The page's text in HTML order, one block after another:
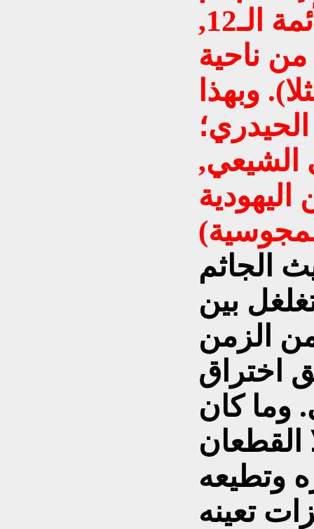
يتغير الحال كثيرًا, فكان الأئمة الـ12,
من ناحية
وبهذا
الشيعي,
الجاثم
بين
الزمن
اختراق
وما كان
القطعان
وتطيعه
تعينه